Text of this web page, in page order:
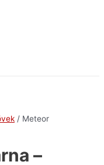
/ Meteor
–